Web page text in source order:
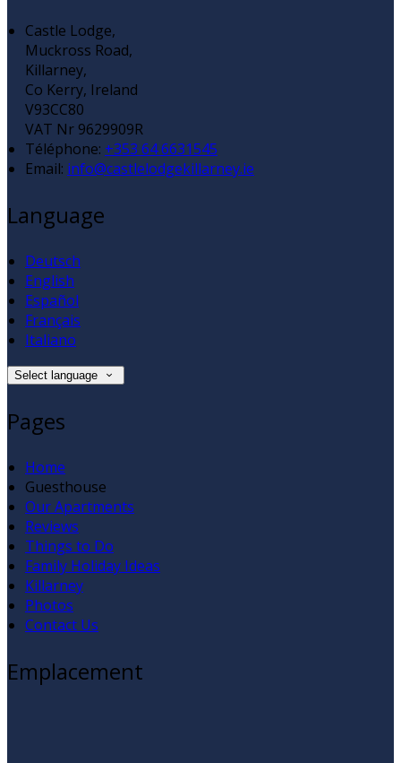
Castle Lodge,
Muckross Road,
Killarney,
Co Kerry, Ireland
V93CC80
VAT Nr 9629909R
Téléphone: +353 64 6631545
Email: info@castlelodgekillarney.ie
Language
Deutsch
English
Español
Français
Italiano
Select language
Pages
Home
Guesthouse
Our Apartments
Reviews
Things to Do
Family Holiday Ideas
Killarney
Photos
Contact Us
Emplacement